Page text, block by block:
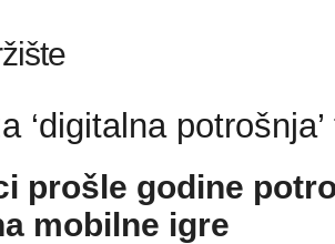
‘digitalna potrošnja’
prošle godine
mobilne igre